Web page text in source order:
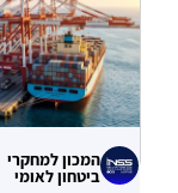
המכון למחקרי
ביטחון לאומי